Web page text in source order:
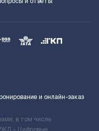
и онлайн-заказ
в том числе